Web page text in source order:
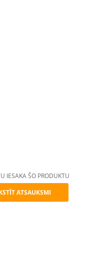
IESAKA ŠO PRODUKTU
ATSAUKSMI